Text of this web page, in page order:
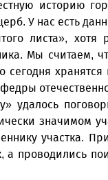
историю
У нас есть
листа», хотя
Мы считаем,
сегодня
удалось
значимом
участка.
а проводились